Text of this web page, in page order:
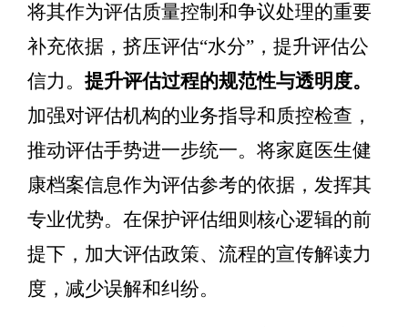
将其作为评估质量控制和争议处理的重要
补充依据，挤压评估“水分” ，提升评估公
信力。提升评估过程的规范性与透明度。
加强对评估机构的业务指导和质控检查，
推动评估手势进一步统一。将家庭医生健
康档案信息作为评估参考的依据 ，发挥其
专业优势。在保护评估细则核心逻辑的前
提下，加大评估政策、流程的宣传解读力
度，减少误解和纠纷。